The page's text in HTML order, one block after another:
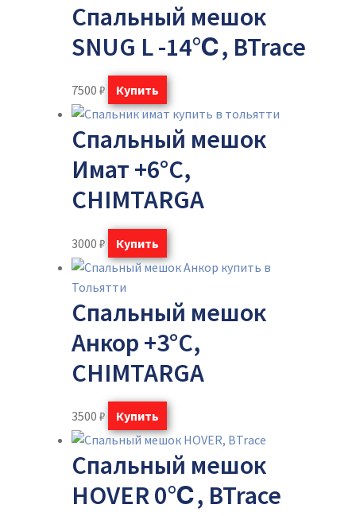
Спальный мешок
SNUG L -14℃, BTrace
7500 ₽ Купить
Спальный мешок
Имат +6°C,
CHIMTARGA
3000 ₽ Купить
Спальный мешок
Анкор +3°C,
CHIMTARGA
3500 ₽ Купить
Спальный мешок
HOVER 0℃, BTrace